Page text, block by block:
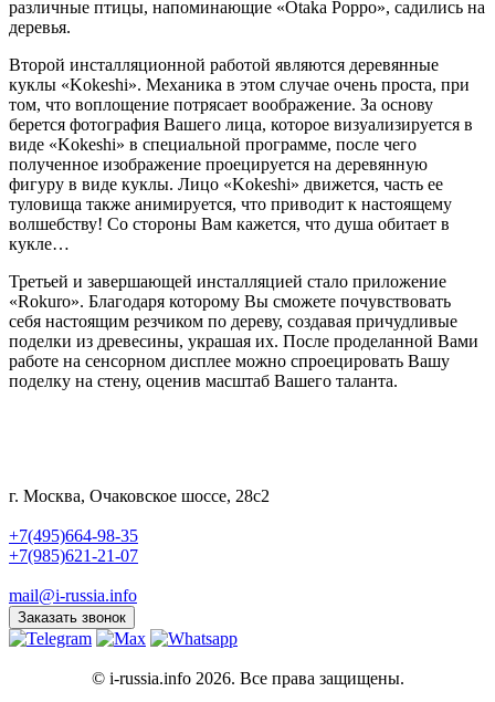
различные птицы, напоминающие «Оtaka Рoppo», садились на
деревья.
Второй инсталляционной работой являются деревянные
куклы «Kokeshi». Механика в этом случае очень проста, при
том, что воплощение потрясает воображение. За основу
берется фотография Вашего лица, которое визуализируется в
виде «Kokeshi» в специальной программе, после чего
полученное изображение проецируется на деревянную
фигуру в виде куклы. Лицо «Kokeshi» движется, часть ее
туловища также анимируется, что приводит к настоящему
волшебству! Со стороны Вам кажется, что душа обитает в
кукле…
Третьей и завершающей инсталляцией стало приложение
«Rokuro». Благодаря которому Вы сможете почувствовать
себя настоящим резчиком по дереву, создавая причудливые
поделки из древесины, украшая их. После проделанной Вами
работе на сенсорном дисплее можно спроецировать Вашу
поделку на стену, оценив масштаб Вашего таланта.
г. Москва, Очаковское шоссе, 28с2
+7(495)664-98-35
+7(985)621-21-07
mail@i-russia.info
Заказать звонок
© i-russia.info 2026. Все права защищены.